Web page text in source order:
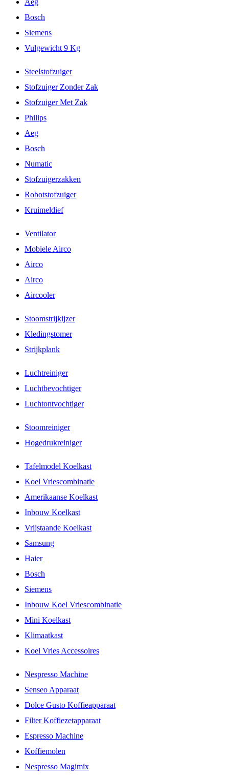
Aeg
Bosch
Siemens
Vulgewicht 9 Kg
Steelstofzuiger
Stofzuiger Zonder Zak
Stofzuiger Met Zak
Philips
Aeg
Bosch
Numatic
Stofzuigerzakken
Robotstofzuiger
Kruimeldief
Ventilator
Mobiele Airco
Airco
Airco
Aircooler
Stoomstrijkijzer
Kledingstomer
Strijkplank
Luchtreiniger
Luchtbevochtiger
Luchtontvochtiger
Stoomreiniger
Hogedrukreiniger
Tafelmodel Koelkast
Koel Vriescombinatie
Amerikaanse Koelkast
Inbouw Koelkast
Vrijstaande Koelkast
Samsung
Haier
Bosch
Siemens
Inbouw Koel Vriescombinatie
Mini Koelkast
Klimaatkast
Koel Vries Accessoires
Nespresso Machine
Senseo Apparaat
Dolce Gusto Koffieapparaat
Filter Koffiezetapparaat
Espresso Machine
Koffiemolen
Nespresso Magimix